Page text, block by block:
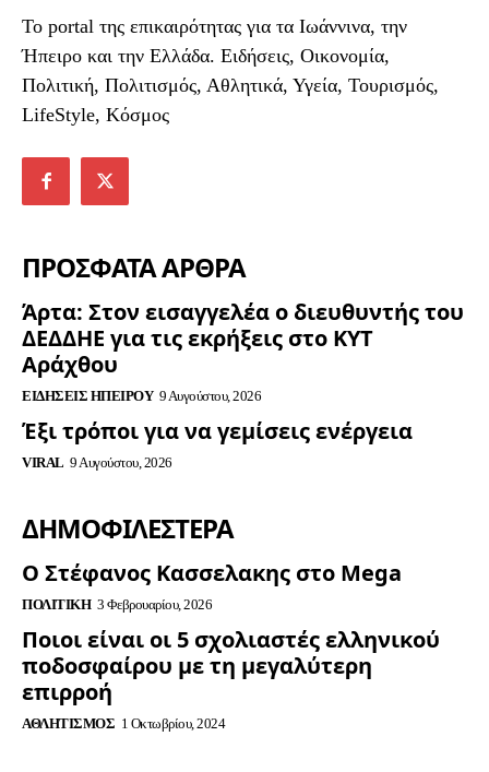
To portal της επικαιρότητας για τα Ιωάννινα, την
Ήπειρο και την Ελλάδα. Ειδήσεις, Οικονομία,
Πολιτική, Πολιτισμός, Αθλητικά, Υγεία, Τουρισμός,
LifeStyle, Κόσμος
ΠΡΟΣΦΑΤΑ ΑΡΘΡΑ
Άρτα: Στον εισαγγελέα ο διευθυντής του
ΔΕΔΔΗΕ για τις εκρήξεις στο ΚΥΤ
Αράχθου
ΕΙΔΉΣΕΙΣ ΗΠΕΊΡΟΥ 9 Αυγούστου, 2026
Έξι τρόποι για να γεμίσεις ενέργεια
VIRAL 9 Αυγούστου, 2026
ΔΗΜΟΦΙΛΈΣΤΕΡΑ
Ο Στέφανος Κασσελακης στο Mega
ΠΟΛΙΤΙΚΉ 3 Φεβρουαρίου, 2026
Ποιοι είναι οι 5 σχολιαστές ελληνικού
ποδοσφαίρου με τη μεγαλύτερη
επιρροή
ΑΘΛΗΤΙΣΜΌΣ 1 Οκτωβρίου, 2024